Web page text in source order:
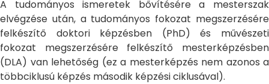
A tudományos ismeretek bővítésére a mesterszak
elvégzése után, a tudományos fokozat megszerzésére
felkészítő doktori képzésben (PhD) és művészeti
fokozat megszerzésére felkészítő mesterképzésben
(DLA) van lehetőség (ez a mesterképzés nem azonos a
többciklusú képzés második képzési ciklusával).